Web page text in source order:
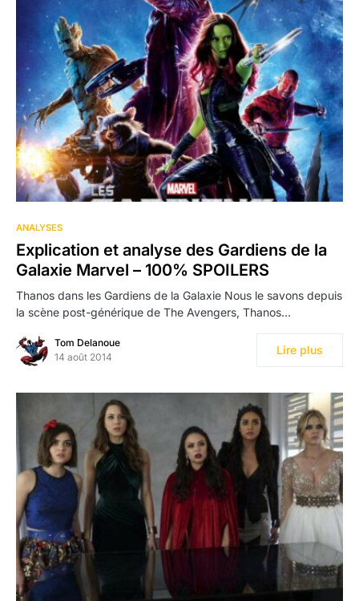
ANALYSES
Explication et analyse des Gardiens de la
Galaxie Marvel – 100% SPOILERS
Thanos dans les Gardiens de la Galaxie Nous le savons depuis
la scène post-générique de The Avengers, Thanos…
Tom Delanoue
14 août 2014
Lire plus